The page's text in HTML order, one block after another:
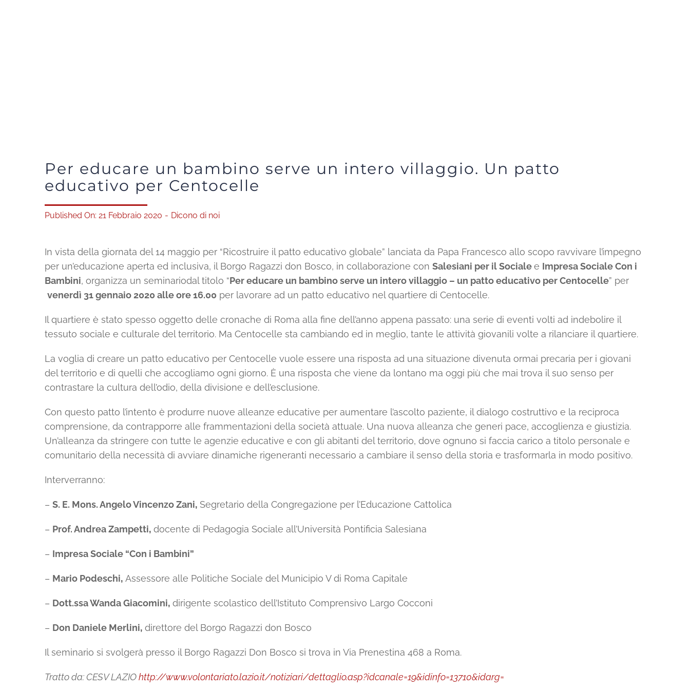
Per educare un bambino serve un intero villaggio. Un patto
educativo per Centocelle
Published On: 21 Febbraio 2020 - Dicono di noi
In vista della giornata del 14 maggio per “Ricostruire il patto educativo globale” lanciata da Papa Francesco allo scopo ravvivare l’impegno
per un’educazione aperta ed inclusiva‚ il Borgo Ragazzi don Bosco‚ in collaborazione con Salesiani per il Socialee Impresa Sociale Con i
Bambini‚ organizza un seminariodal titolo “Per educare un bambino serve un intero villaggio – un patto educativo per Centocelle” per
venerdì 31 gennaio 2020 alle ore 16.00 per lavorare ad un patto educativo nel quartiere di Centocelle.
Il quartiere è stato spesso oggetto delle cronache di Roma alla fine dell’anno appena passato: una serie di eventi volti ad indebolire il
tessuto sociale e culturale del territorio. Ma Centocelle sta cambiando ed in meglio‚ tante le attività giovanili volte a rilanciare il quartiere.
La voglia di creare un patto educativo per Centocelle vuole essere una risposta ad una situazione divenuta ormai precaria per i giovani
del territorio e di quelli che accogliamo ogni giorno. È una risposta che viene da lontano ma oggi più che mai trova il suo senso per
contrastare la cultura dell’odio‚ della divisione e dell’esclusione.
Con questo patto l’intento è produrre nuove alleanze educative per aumentare l’ascolto paziente‚ il dialogo costruttivo e la reciproca
comprensione‚ da contrapporre alle frammentazioni della società attuale. Una nuova alleanza che generi pace‚ accoglienza e giustizia.
Un’alleanza da stringere con tutte le agenzie educative e con gli abitanti del territorio‚ dove ognuno si faccia carico a titolo personale e
comunitario della necessità di avviare dinamiche rigeneranti necessario a cambiare il senso della storia e trasformarla in modo positivo.
Interverranno:
– S. E. Mons. Angelo Vincenzo Zani‚ Segretario della Congregazione per l’Educazione Cattolica
– Prof. Andrea Zampetti‚ docente di Pedagogia Sociale all’Università Pontificia Salesiana
– Impresa Sociale “Con i Bambini”
– Mario Podeschi‚ Assessore alle Politiche Sociale del Municipio V di Roma Capitale
– Dott.ssa Wanda Giacomini‚ dirigente scolastico dell’Istituto Comprensivo Largo Cocconi
– Don Daniele Merlini‚ direttore del Borgo Ragazzi don Bosco
Il seminario si svolgerà presso il Borgo Ragazzi Don Bosco si trova in Via Prenestina 468 a Roma.
Tratto da: CESV LAZIOhttp://www.volontariato.lazio.it/notiziari/dettaglio.asp?idcanale=19&idinfo=13710&idarg=